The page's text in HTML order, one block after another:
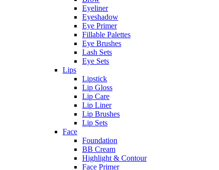
Eyeliner
Eyeshadow
Eye Primer
Fillable Palettes
Eye Brushes
Lash Sets
Eye Sets
Lips
Lipstick
Lip Gloss
Lip Care
Lip Liner
Lip Brushes
Lip Sets
Face
Foundation
BB Cream
Highlight & Contour
Face Primer